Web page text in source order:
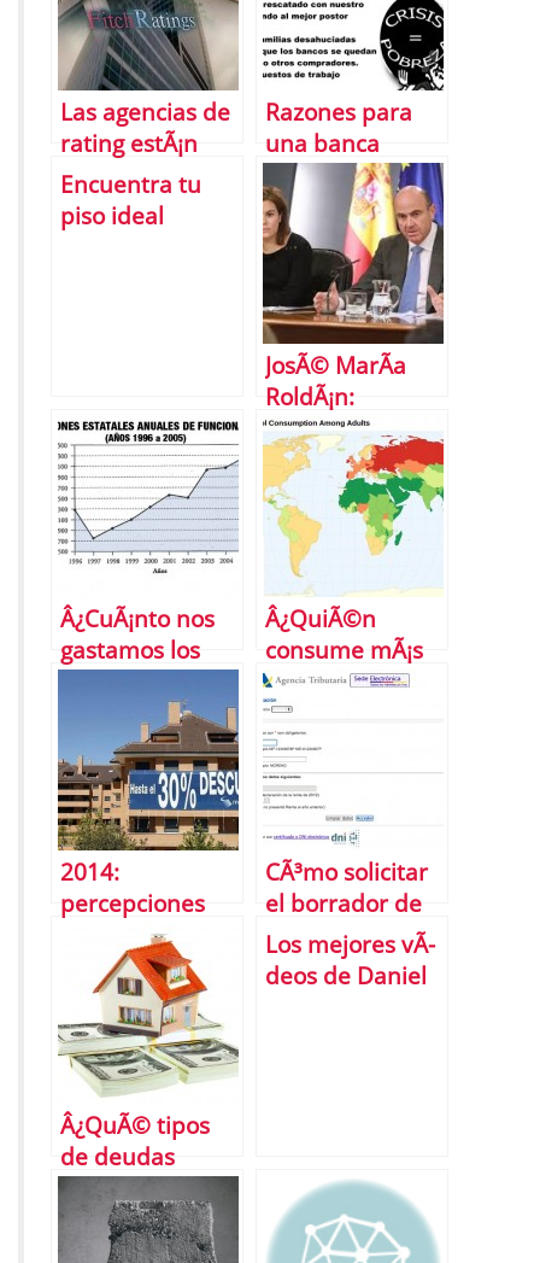
Las agencias de
rating estÃ¡n
retrasando la
salida de la
crisis
Razones para
una banca
pÃºblica
Encuentra tu
piso ideal
JosÃ© MarÃ­a
RoldÃ¡n:
Renuncia a la
presidencia de
AEB
Â¿CuÃ¡nto nos
gastamos los
unas elecciones?
Â¿QuiÃ©n
consume mÃ¡s
alcohol?
2014:
percepciones
errÃ³neas del
mercado
inmobiliario
CÃ³mo solicitar
el borrador de
la renta 2013
Â¿QuÃ© tipos
de deudas
existen y cÃ³mo
te afectan?
Los mejores vÃ­
deos de Daniel